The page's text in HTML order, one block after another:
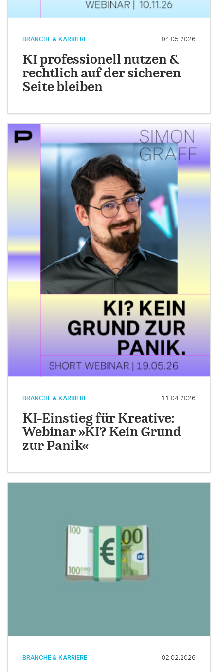
BRANCHE & KARRIERE 04.05.2026
KI professionell nutzen &
rechtlich auf der sicheren
Seite bleiben
BRANCHE & KARRIERE 11.04.2026
KI-Einstieg für Kreative:
Webinar »KI? Kein Grund
zur Panik«
BRANCHE & KARRIERE 02.02.2026